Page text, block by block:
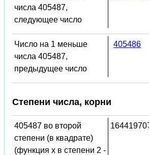
числа 405487,
следующее число
Число на 1 меньше
числа 405487,
предыдущее число
405486
Степени числа, корни
405487 во второй
степени (в квадрате)
(функция x в степени 2 -